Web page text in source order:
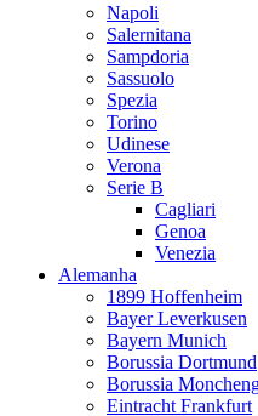
Napoli
Salernitana
Sampdoria
Sassuolo
Spezia
Torino
Udinese
Verona
Serie B
Cagliari
Genoa
Venezia
Alemanha
1899 Hoffenheim
Bayer Leverkusen
Bayern Munich
Borussia Dortmund
Borussia
Eintracht Frankfurt